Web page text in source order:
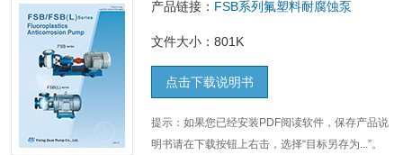
产品链接： FSB系列氟塑料耐腐蚀泵
文件大小：801K
点击下载说明书
提示：如果您已经安装PDF阅读软件，保存产品说
明书请在下载按钮上右击，选择“目标另存为...”。